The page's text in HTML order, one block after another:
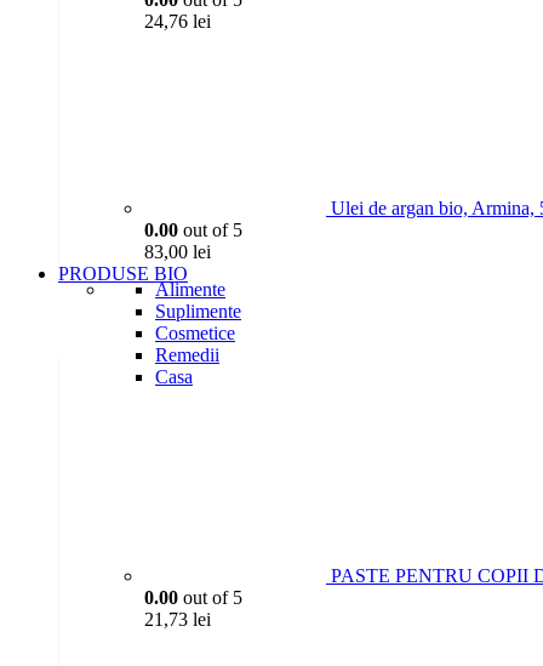
24,76 lei
Ulei de argan bio, Armina,
0.00 out of 5
83,00 lei
PRODUSE BIO
Alimente
Suplimente
Cosmetice
Remedii
Casa
PASTE PENTRU COPII
0.00 out of 5
21,73 lei